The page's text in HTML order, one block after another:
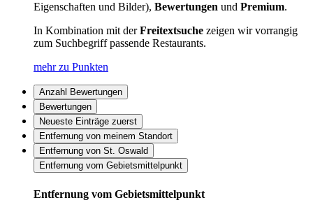
Eigenschaften und Bilder), Bewertungen und Premium.
In Kombination mit derFreitextsuche zeigen wir vorrangig
zum Suchbegriff passende Restaurants.
mehr zu Punkten
Anzahl Bewertungen
Bewertungen
Neueste Einträge zuerst
Entfernung von meinem Standort
Entfernung von St. Oswald
Entfernung vom Gebietsmittelpunkt
Entfernung vom Gebietsmittelpunkt